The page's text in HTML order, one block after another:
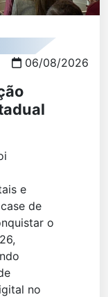
06/08/2026
e
de
o
no